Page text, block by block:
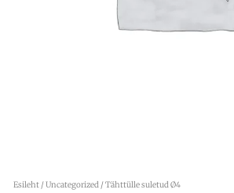
Esileht /Uncategorized / Tähttülle suletud Ø4